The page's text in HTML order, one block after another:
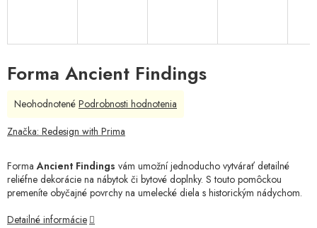
Forma Ancient Findings
FormaAncient Findings vám umožní jednoducho vytvárať detailné
reliéfne dekorácie na nábytok či bytové doplnky. S touto pomôckou
premeníte obyčajné povrchy na umelecké diela s historickým nádychom.
Detailné informácie
Priemerné
produktu
z
5
hviezdičiek.
Neohodnotené Podrobnosti hodnotenia
Značka: Redesign with Prima